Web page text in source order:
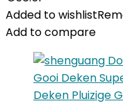
Added to wishlist
Add to compare